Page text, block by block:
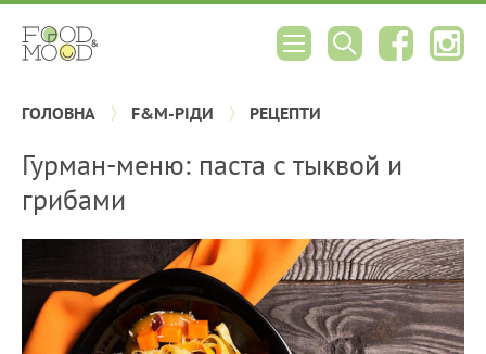
ГОЛОВНА F&M-РІДИ РЕЦЕПТИ
Гурман-меню: паста с тыквой и
грибами